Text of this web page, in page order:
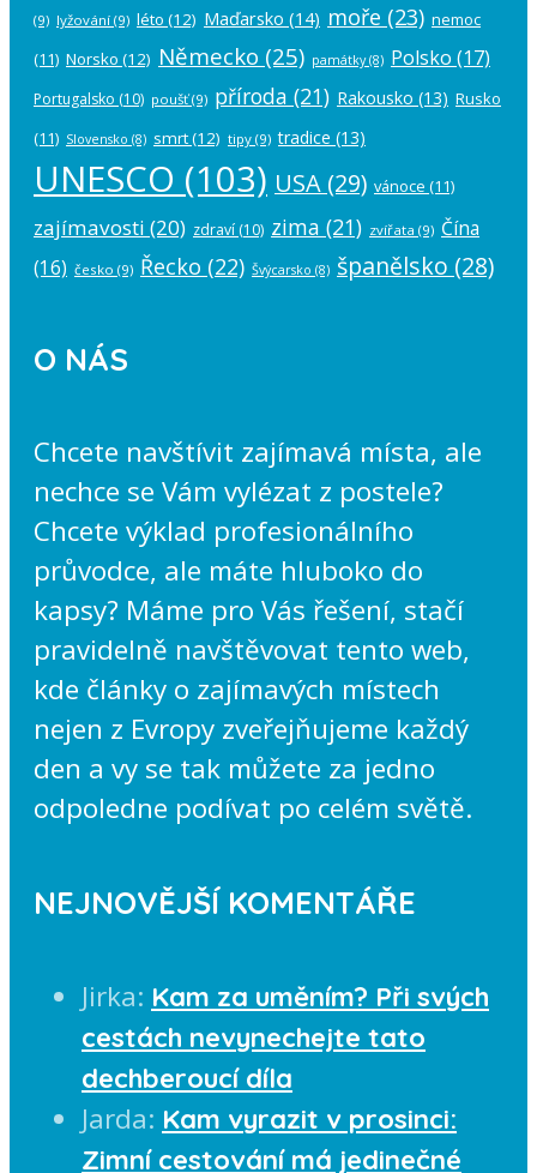
(9) lyžování (9) léto (12) Maďarsko (14) moře (23) nemoc
(11) Norsko (12) Německo (25) památky(8) Polsko (17)
Portugalsko (10) poušť(9) příroda (21) Rakousko (13) Rusko
(11) Slovensko (8) smrt(12) tipy (9) tradice (13)
UNESCO (103) USA (29) vánoce (11)
zajímavosti (20) zdraví (10) zima (21) zvířata (9) Čína
(16) česko (9) Řecko (22) Švýcarsko (8) španělsko (28)
O NÁS
Chcete navštívit zajímavá místa, ale
nechce se Vám vylézat z postele?
Chcete výklad profesionálního
průvodce, ale máte hluboko do
kapsy? Máme pro Vás řešení, stačí
pravidelně navštěvovat tento web,
kde články o zajímavých místech
nejen z Evropy zveřejňujeme každý
den a vy se tak můžete za jedno
odpoledne podívat po celém světě.
NEJNOVĚJŠÍ KOMENTÁŘE
Jirka: Kam za uměním? Při svých
cestách nevynechejte tato
dechberoucí díla
Jarda: Kam vyrazit v prosinci:
Zimní cestování má jedinečné